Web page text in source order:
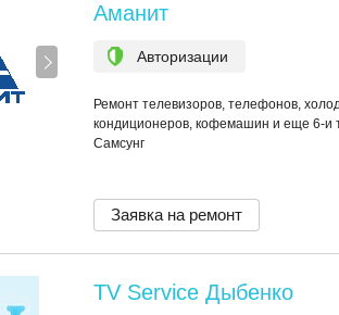
Аманит
Авторизации
Ремонт телевизоров, телефонов,
кондиционеров, кофемашин и еще 6-и
Самсунг
Заявка на ремонт
TV Service Дыбенко